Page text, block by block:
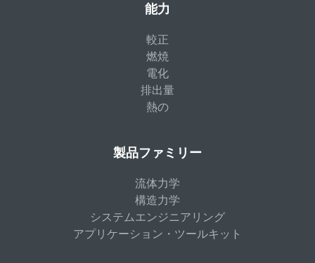
能力
較正
燃焼
電化
排出量
熱の
製品ファミリー
流体力学
構造力学
システムエンジニアリング
アプリケーション・ツールキット